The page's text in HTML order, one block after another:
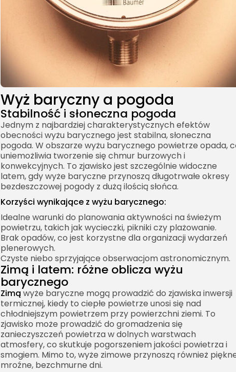
Wyż baryczny a pogoda
Stabilność i słoneczna pogoda
Jednym z najbardziej charakterystycznych efektów
obecności wyżu barycznego jest stabilna, słoneczna
pogoda. W obszarze wyżu barycznego powietrze opada,
uniemożliwia tworzenie się chmur burzowych i
konwekcyjnych. To zjawisko jest szczególnie widoczne
latem, gdy wyże baryczne przynoszą długotrwałe okresy
bezdeszczowej pogody z dużą ilością słońca.
Korzyści wynikające z wyżu barycznego:
Idealne warunki do planowania aktywności na świeżym
powietrzu, takich jak wycieczki, pikniki czy plażowanie.
Brak opadów, co jest korzystne dla organizacji wydarzeń
plenerowych.
Czyste niebo sprzyjające obserwacjom astronomicznym.
Zimą i latem: różne oblicza wyżu
barycznego
Zimą wyże baryczne mogą prowadzić do zjawiska inwersji
termicznej, kiedy to ciepłe powietrze unosi się nad
chłodniejszym powietrzem przy powierzchni ziemi. To
zjawisko może prowadzić do gromadzenia się
zanieczyszczeń powietrza w dolnych warstwach
atmosfery, co skutkuje pogorszeniem jakości powietrza i
smogiem. Mimo to, wyże zimowe przynoszą również
mroźne, bezchmurne dni.